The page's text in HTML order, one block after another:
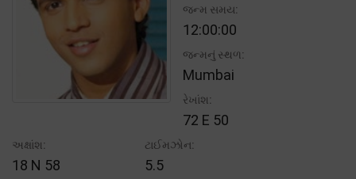
જન્મ સમય:
12:00:00
જન્મનું સ્થળ:
Mumbai
રેખાંશ:
72 E 50
અક્ષાંશ:
18 N 58
ટાઈમઝોન:
5.5